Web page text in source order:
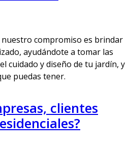
compromiso es brindar
ayudándote a tomar las
cuidado y diseño de tu jardín, y
puedas tener.
clientes